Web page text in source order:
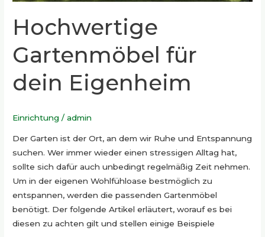
Hochwertige
Gartenmöbel für
dein Eigenheim
Einrichtung /admin
Der Garten ist der Ort, an dem wir Ruhe und Entspannung
suchen. Wer immer wieder einen stressigen Alltag hat,
sollte sich dafür auch unbedingt regelmäßig Zeit nehmen.
Um in der eigenen Wohlfühloase bestmöglich zu
entspannen, werden die passenden Gartenmöbel
benötigt. Der folgende Artikel erläutert, worauf es bei
diesen zu achten gilt und stellen einige Beispiele